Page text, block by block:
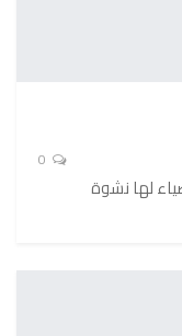
لها نشوة